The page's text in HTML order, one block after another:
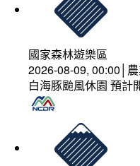
國家森林遊樂區
2026-08-09, 00:00│
白海豚颱風休園 預